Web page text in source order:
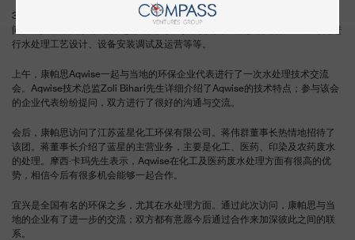
3月13日，康帕思CEO摩西·卡玛先生带领了代表团去宜兴进行了为期一天的访
问。宜兴在中国素有“环保之都”的称号，该市拥有数量众多的环保企业，专门进
行水处理工艺设计、设备安装调试及运营等等。
上午，康帕思Aqwise一起与当地的环保企业代表进行了一次水处理技术交流
会。Aqwise技术总监Zoli Bihari先生详细介绍了Aqwise的技术特点；参与该会
的企业代表纷纷提问，双方进行了很好的沟通与交流。
会后，康帕思访问了江苏蓝星化工环保有限公司。蒋伟群董事长热情地招待了
该团。蒋董事长介绍了蓝星的主营业务，主要是化工、医药、印染及农药废水
的处理。摩西·卡玛先生表示，Aqwise在化工及医药废水处理方面有很高的优
势，相信今后有很多机会能够一起合作。
宜兴是全国有名的环保之乡，尤其在水处理方面。通过此次访问，康帕思与当
地的企业有了进一步的交流；双方都有意愿今后通过合作来加深彼此之间的联
系。